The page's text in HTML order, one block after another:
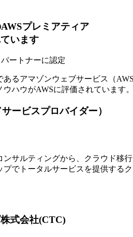
プレミアティア
います
るアマゾンウェブサービス（
ハウがAWSに評価されています。
サービスプロバイダー）
サルティングから、クラウド移
でトータルサービスを提供する
式会社(CTC)